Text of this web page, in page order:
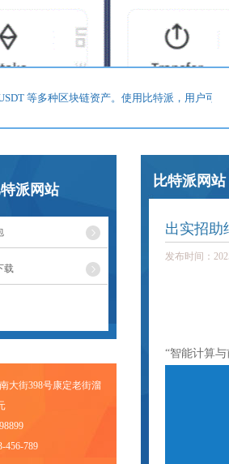
多种区块链资产。使用比特派，用户可以在
派网站
载
大街398号康定老街溜
456-789
比特派网站
出实招助
发布时间：
“智能计算与